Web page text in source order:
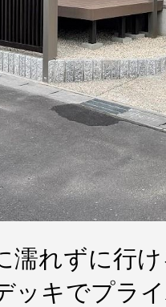
濡れずに行
ッキでプラ